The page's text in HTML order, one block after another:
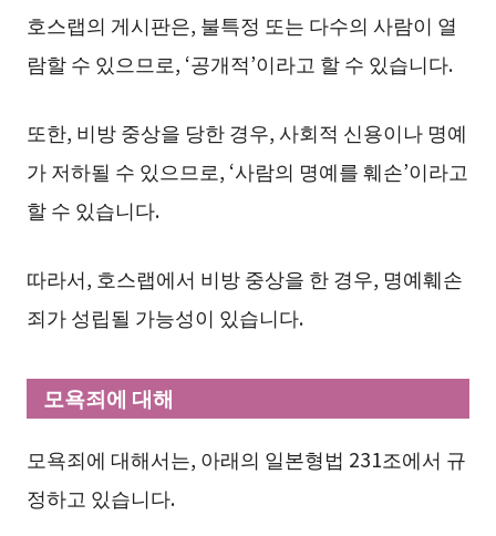
호스랩의 게시판은, 불특정 또는 다수의 사람이 열
람할 수 있으므로, ‘공개적’이라고 할 수 있습니다.
또한, 비방 중상을 당한 경우, 사회적 신용이나 명예
가 저하될 수 있으므로, ‘사람의 명예를 훼손’이라고
할 수 있습니다.
따라서, 호스랩에서 비방 중상을 한 경우, 명예훼손
죄가 성립될 가능성이 있습니다.
모욕죄에 대해
모욕죄에 대해서는, 아래의 일본형법 231조에서 규
정하고 있습니다.